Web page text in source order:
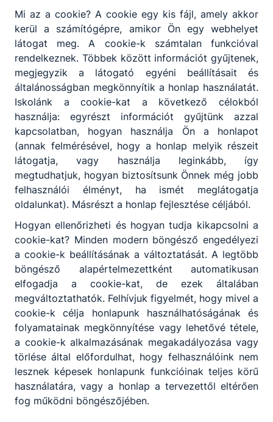
Szolnoki
SZC Rózsa
Imre
Technikum
5052 Újszász,
Dózsa György
út 23.
Teams KRÉTA
Mi az a cookie? A cookie egy kis fájl, amely akkor
kerül a számítógépre, amikor Ön egy webhelyet
látogat meg. A cookie-k számtalan funkcióval
rendelkeznek. Többek között információt gyűjtenek,
megjegyzik a látogató egyéni beállításait és
általánosságban megkönnyítik a honlap használatát.
Iskolánk a cookie-kat a következő célokból
használja: egyrészt információt gyűjtünk azzal
kapcsolatban, hogyan használja Ön a honlapot
(annak felmérésével, hogy a honlap melyik részeit
látogatja, vagy használja leginkább, így
megtudhatjuk, hogyan biztosítsunk Önnek még jobb
felhasználói élményt, ha ismét meglátogatja
oldalunkat). Másrészt a honlap fejlesztése céljából.
Hogyan ellenőrizheti és hogyan tudja kikapcsolni a
cookie-kat? Minden modern böngésző engedélyezi
a cookie-k beállításának a változtatását. A legtöbb
böngésző alapértelmezettként automatikusan
elfogadja a cookie-kat, de ezek általában
megváltoztathatók. Felhívjuk figyelmét, hogy mivel a
cookie-k célja honlapunk használhatóságának és
folyamatainak megkönnyítése vagy lehetővé tétele,
a cookie-k alkalmazásának megakadályozása vagy
törlése által előfordulhat, hogy felhasználóink nem
lesznek képesek honlapunk funkcióinak teljes körű
használatára, vagy a honlap a tervezettől eltérően
fog működni böngészőjében.